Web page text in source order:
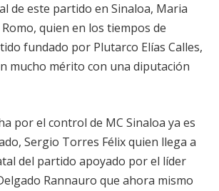
de este partido en Sinaloa, Maria
quien en los tiempos de
fundado por Plutarco Elías Calles,
mucho mérito con una diputación
por el control de MC Sinaloa ya es
Sergio Torres Félix quien llega a
del partido apoyado por el líder
Rannauro que ahora mismo